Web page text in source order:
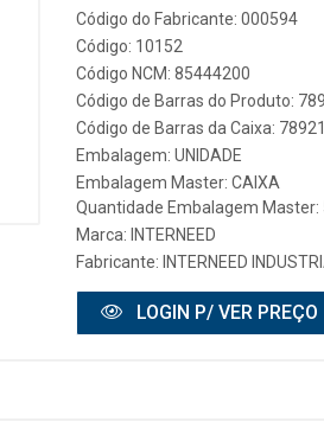
Código do Fabricante: 000594
Código: 10152
Código NCM: 85444200
Código de Barras do Produto:
Código de Barras da Caixa:
Embalagem: UNIDADE
Embalagem Master: CAIXA
Quantidade Embalagem Master:
Marca: INTERNEED
Fabricante: INTERNEED
LOGIN P/ VER PREÇO